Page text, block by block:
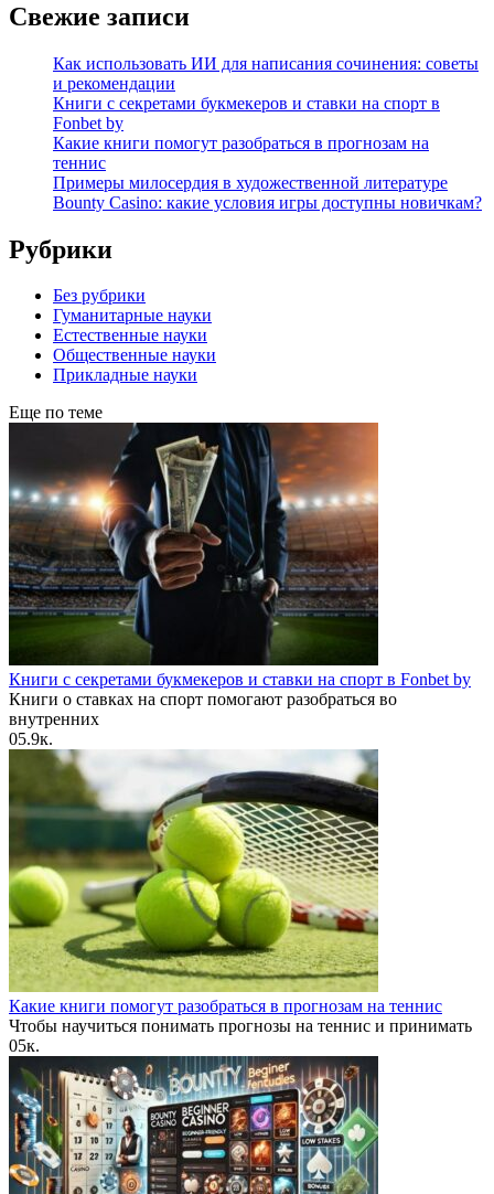
Свежие записи
Как использовать ИИ для написания сочинения: советы
и рекомендации
Книги с секретами букмекеров и ставки на спорт в
Fonbet by
Какие книги помогут разобраться в прогнозам на
теннис
Примеры милосердия в художественной литературе
Bounty Casino: какие условия игры доступны новичкам?
Рубрики
Без рубрики
Гуманитарные науки
Естественные науки
Общественные науки
Прикладные науки
Еще по теме
Книги с секретами букмекеров и ставки на спорт в Fonbet by
Книги о ставках на спорт помогают разобраться во
внутренних
05.9к.
Какие книги помогут разобраться в прогнозам на теннис
Чтобы научиться понимать прогнозы на теннис и принимать
05к.